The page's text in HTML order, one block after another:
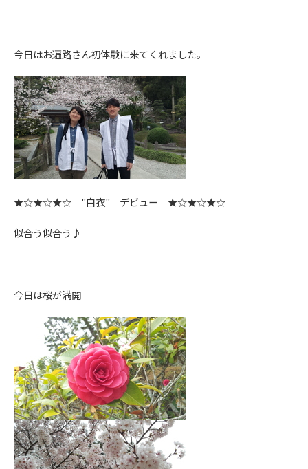
今日はお遍路さん初体験に来てくれました。
★☆★☆★☆ "白衣" デビュー ★☆★☆★☆
似合う似合う♪
今日は桜が満開